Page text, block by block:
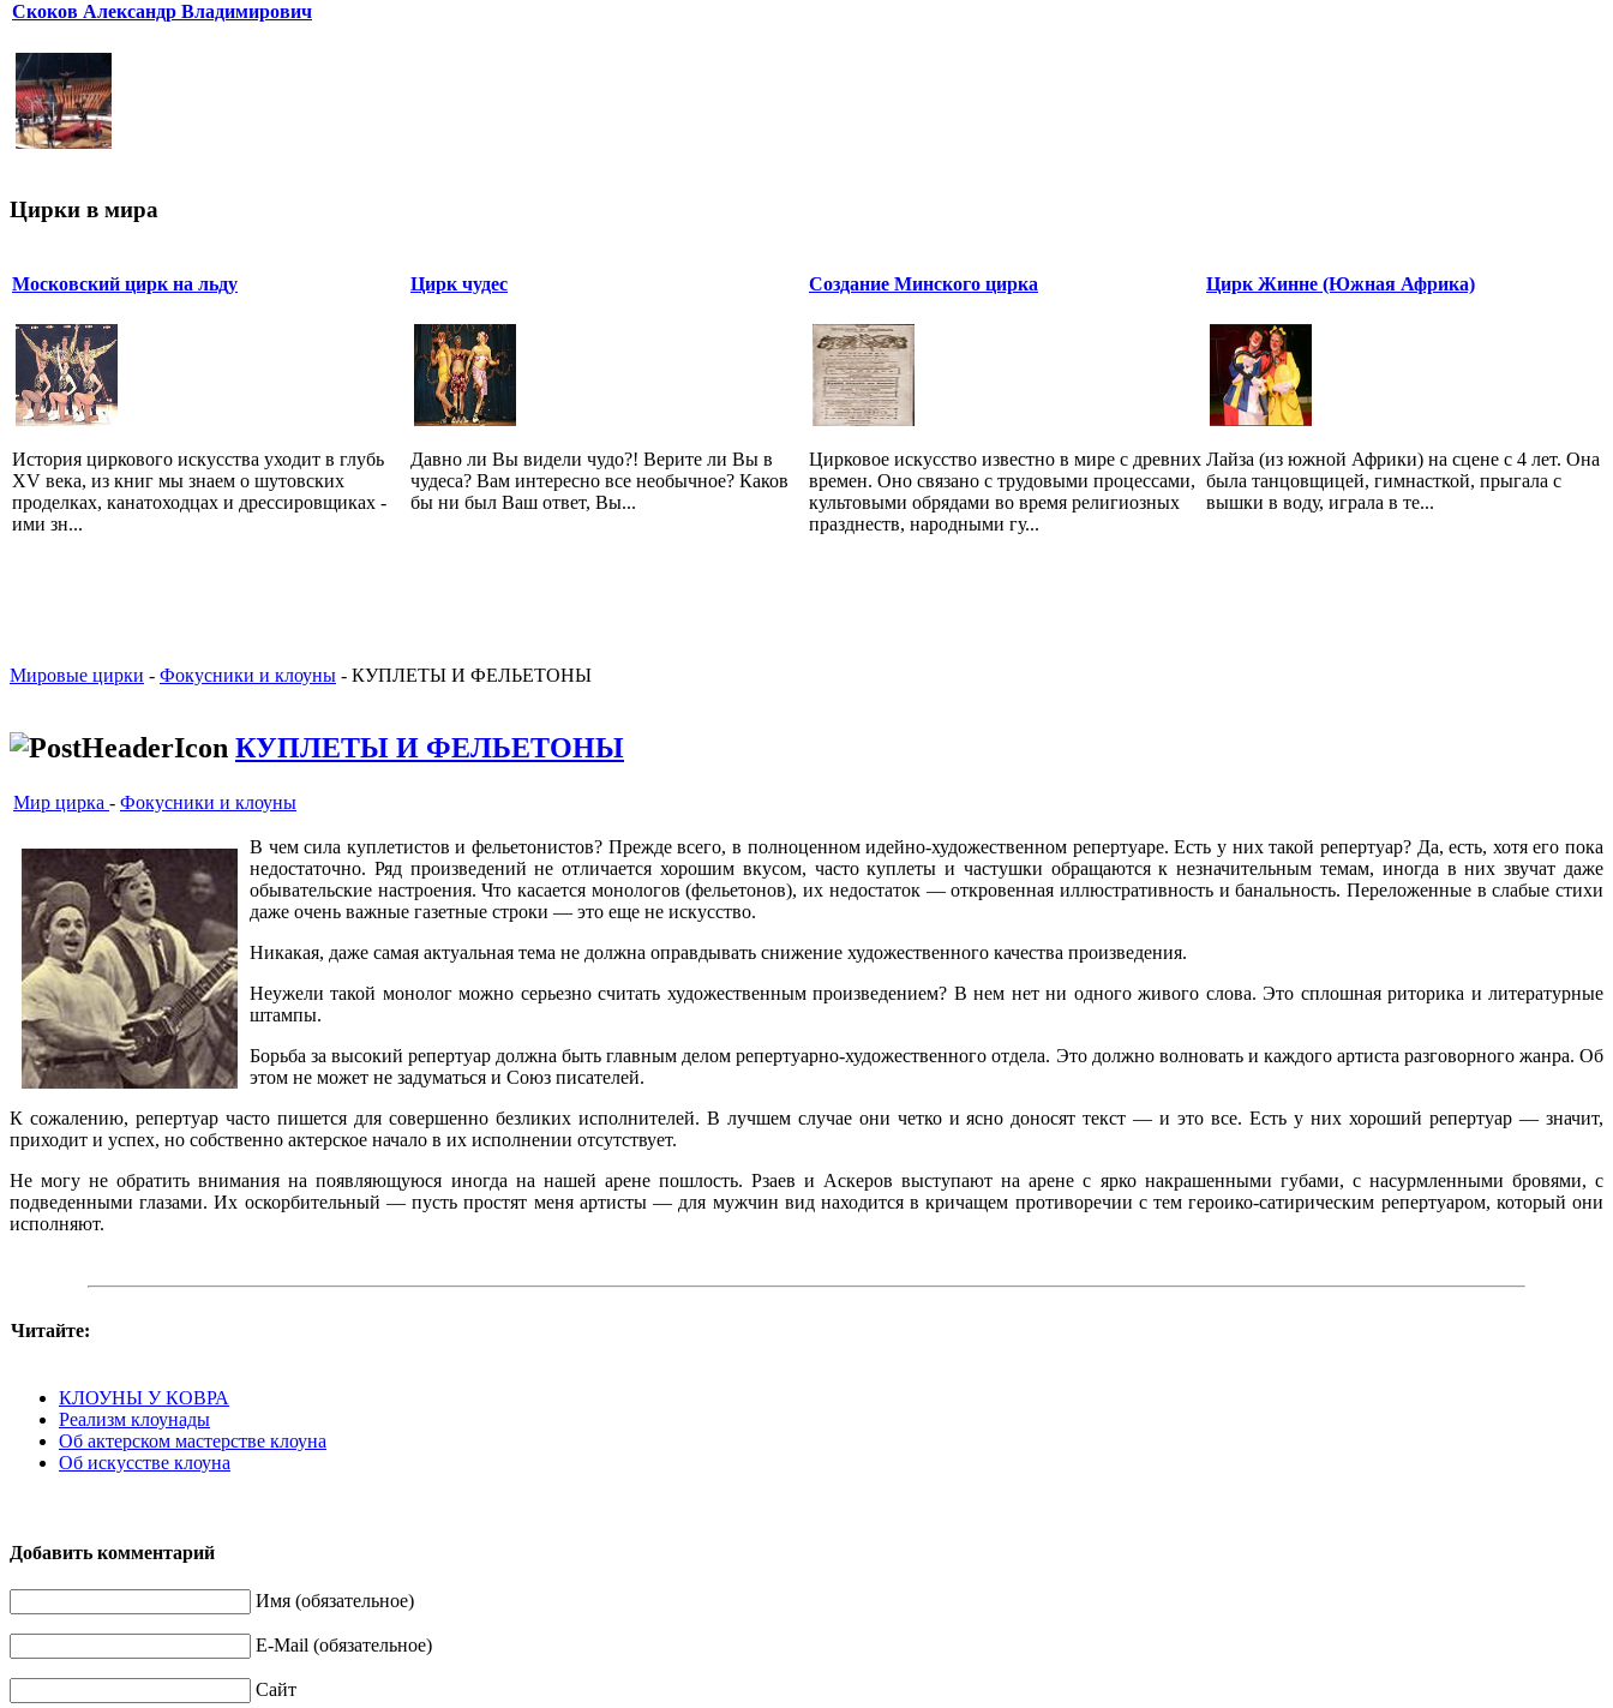
Скоков Александр Владимирович
Цирки в мира
Московский цирк на льду
История циркового искусства уходит в глубь
XV века, из книг мы знаем о шутовских
проделках, канатоходцах и дрессировщиках -
ими зн...
Цирк чудес
Давно ли Вы видели чудо?! Верите ли Вы в
чудеса? Вам интересно все необычное? Каков
бы ни был Ваш ответ, Вы...
Создание Минского цирка
Цирковое искусство известно в мире с древних
времен. Оно связано с трудовыми процессами,
культовыми обрядами во время религиозных
празднеств, народными гу...
Цирк Жинне (Южная Африка)
Лайза (из южной Африки) на сцене с 4 лет. Она
была танцовщицей, гимнасткой, прыгала с
вышки в воду, играла в те...
Мировые цирки - Фокусники и клоуны - КУПЛЕТЫ И ФЕЛЬЕТОНЫ
КУПЛЕТЫ И ФЕЛЬЕТОНЫ
Мир цирка - Фокусники и клоуны
В чем сила куплетистов и фельетонистов? Прежде всего, в полноценном идейно-художественном репертуаре. Есть у них такой репертуар? Да, есть, хотя его пока
недостаточно. Ряд произведений не отличается хорошим вкусом, часто куплеты и частушки обращаются к незначительным темам, иногда в них звучат даже
обывательские настроения. Что касается монологов (фельетонов), их недостаток — откровенная иллюстративность и банальность. Переложенные в слабые стихи
даже очень важные газетные строки — это еще не искусство.
Никакая, даже самая актуальная тема не должна оправдывать снижение художественного качества произведения.
Неужели такой монолог можно серьезно считать художественным произведением? В нем нет ни одного живого слова. Это сплошная риторика и литературные
штампы.
Борьба за высокий репертуар должна быть главным делом репертуарно-художественного отдела. Это должно волновать и каждого артиста разговорного жанра. Об
этом не может не задуматься и Союз писателей.
К сожалению, репертуар часто пишется для совершенно безликих исполнителей. В лучшем случае они четко и ясно доносят текст — и это все. Есть у них хороший репертуар — значит,
приходит и успех, но собственно актерское начало в их исполнении отсутствует.
Не могу не обратить внимания на появляющуюся иногда на нашей арене пошлость. Рзаев и Аскеров выступают на арене с ярко накрашенными губами, с насурмленными бровями, с
подведенными глазами. Их оскорбительный — пусть простят меня артисты — для мужчин вид находится в кричащем противоречии с тем героико-сатирическим репертуаром, который они
исполняют.
Читайте:
КЛОУНЫ У КОВРА
Реализм клоунады
Об актерском мастерстве клоуна
Об искусстве клоуна
Добавить комментарий
Имя (обязательное)
E-Mail (обязательное)
Сайт